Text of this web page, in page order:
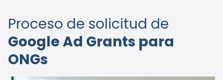
Proceso de solicitud de
Google Ad Grants para
ONGs